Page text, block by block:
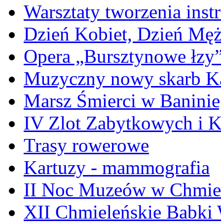
Warsztaty tworzenia
Dzień Kobiet, Dzień
Opera „Bursztynowe
Muzyczny nowy skarb
Marsz Śmierci w
IV Zlot Zabytkowych i
Trasy rowerowe
Kartuzy - mammografia
II Noc Muzeów w
XII Chmieleńskie Babki